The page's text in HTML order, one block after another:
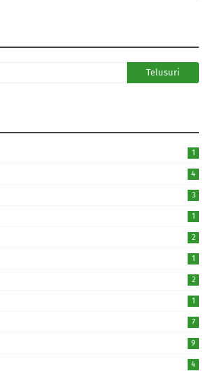
1
4
3
1
2
1
2
1
7
9
4